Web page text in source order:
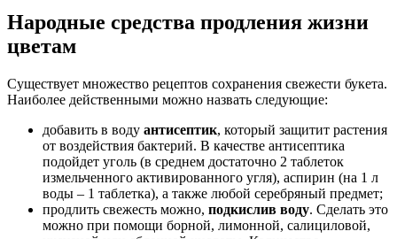
Народные средства продления жизни
цветам
Существует множество рецептов сохранения свежести букета.
Наиболее действенными можно назвать следующие:
добавить в воду антисептик, который защитит растения
от воздействия бактерий. В качестве антисептика
подойдет уголь (в среднем достаточно 2 таблеток
измельченного активированного угля), аспирин (на 1 л
воды – 1 таблетка), а также любой серебряный предмет;
продлить свежесть можно, подкислив воду. Сделать это
можно при помощи борной, лимонной, салициловой,